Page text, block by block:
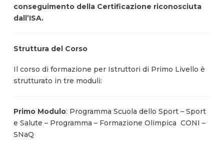
conseguimento della Certificazione riconosciuta
dall’ISA.
Struttura del Corso
Il corso di formazione per Istruttori di Primo Livello è
strutturato in tre moduli:
Primo Modulo: Programma Scuola dello Sport – Sport
e Salute – Programma – Formazione Olimpica CONI –
SNaQ